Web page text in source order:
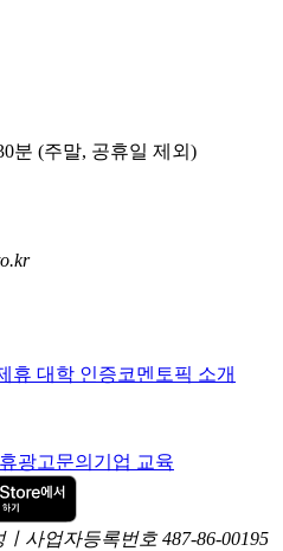
분 (주말, 공휴일 제외)
휴 대학 인증코멘토픽 소개
광고문의 기업 교육
사업자등록번호 487-86-00195